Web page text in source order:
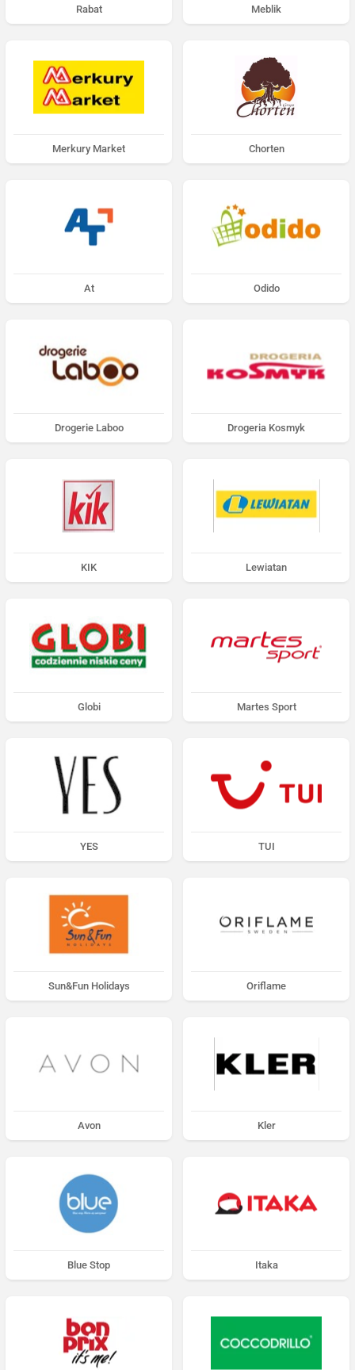
Rabat Meblik
Merkury Market Chorten
At Odido
Drogerie Laboo Drogeria Kosmyk
KIK Lewiatan
Globi Martes Sport
YES TUI
Sun&Fun Holidays Oriflame
Avon Kler
Blue Stop Itaka